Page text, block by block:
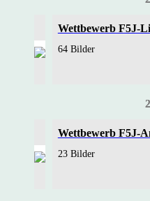
Wettbewerb F5J-
64 Bilder
Wettbewerb F5J-
23 Bilder